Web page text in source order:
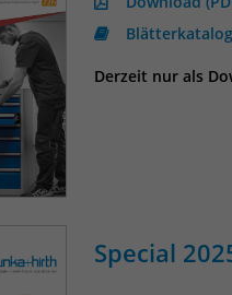
Blätterkatalog
Derzeit nur als
Special